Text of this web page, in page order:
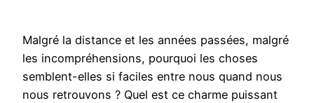
Malgré la distance et les années passées, malgré
les incompréhensions, pourquoi les choses
semblent-elles si faciles entre nous quand nous
nous retrouvons ? Quel est ce charme puissant